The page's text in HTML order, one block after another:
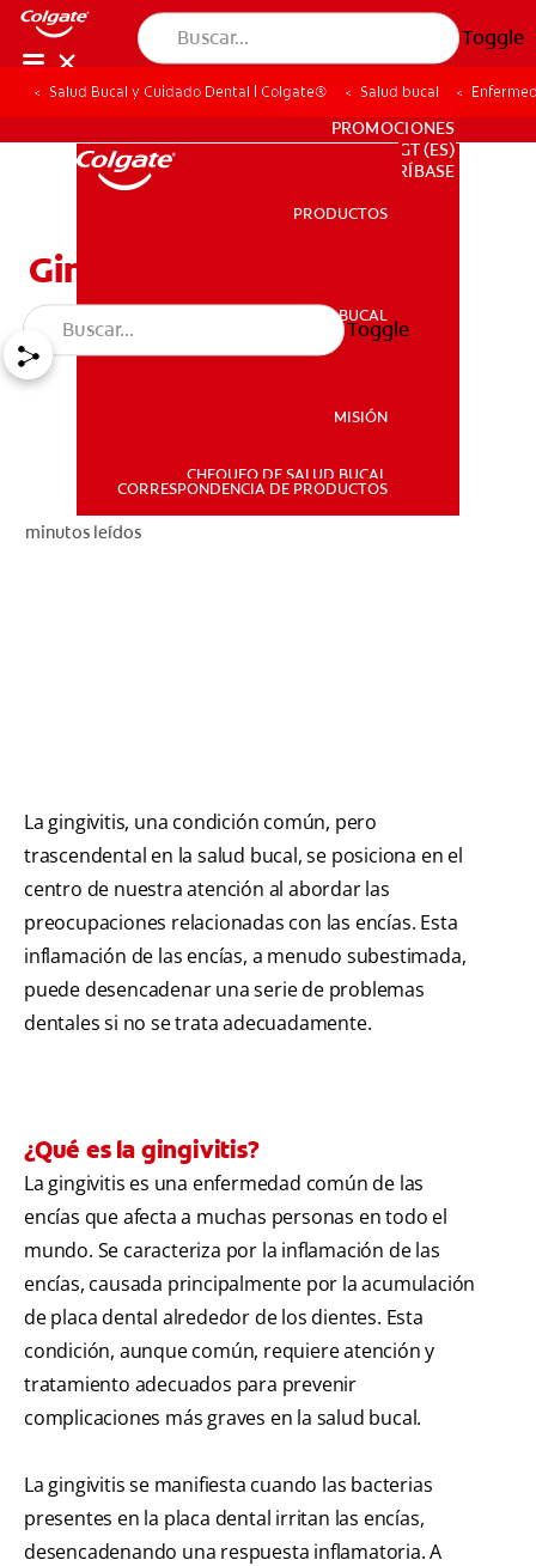
Toggle
SALUD BUCAL
SUSCRÍBASE
PARA PROFESIONALES
PROMOCIONES
GT (ES)
SUSCRÍBASE
PRODUCTOS
SALUD BUCAL
MISIÓN
CHEQUEO DE SALUD BUCAL
CORRESPONDENCIA DE PRODUCTOS
Toggle
Salud Bucal y Cuidado Dental | Colgate® Salud bucal
Gingivitis
minutos leídos
La gingivitis, una condición común, pero
trascendental en la salud bucal, se posiciona en el
centro de nuestra atención al abordar las
preocupaciones relacionadas con las encías. Esta
inflamación de las encías, a menudo subestimada,
puede desencadenar una serie de problemas
dentales si no se trata adecuadamente.
¿Qué es la gingivitis?
La gingivitis es una enfermedad común de las
encías que afecta a muchas personas en todo el
mundo. Se caracteriza por la inflamación de las
encías, causada principalmente por la acumulación
de placa dental alrededor de los dientes. Esta
condición, aunque común, requiere atención y
tratamiento adecuados para prevenir
complicaciones más graves en la salud bucal.
La gingivitis se manifiesta cuando las bacterias
presentes en la placa dental irritan las encías,
desencadenando una respuesta inflamatoria. A